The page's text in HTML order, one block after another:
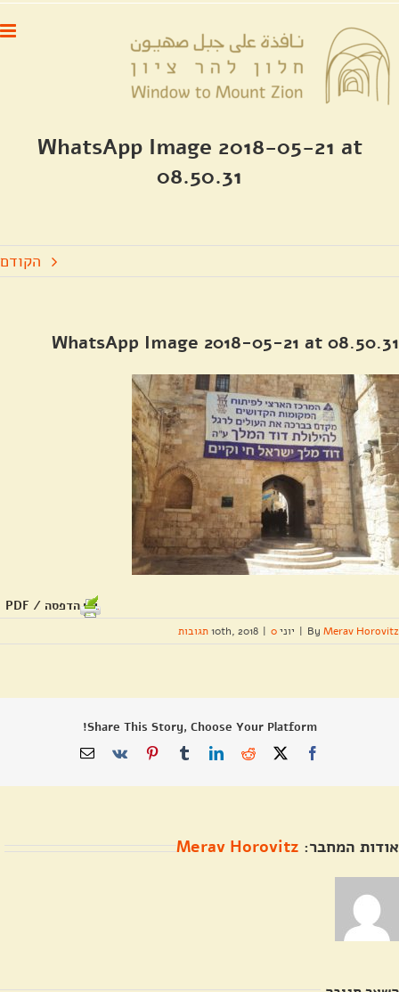
דלג
לתוכן
WhatsApp Image 2018-05-21 at
08.50.31
הקודם
WhatsApp Image 2018-05-21 at 08.50.31
הדפסה / PDF
By Merav Horovitz
| יוני 10th, 2018 | 0 תגובות
Share This Story, Choose Your Platform!
Facebook
X
Reddit
LinkedIn
Tumblr
Pinterest
Vk
כתובת
אודות המחבר: Merav Horovitz